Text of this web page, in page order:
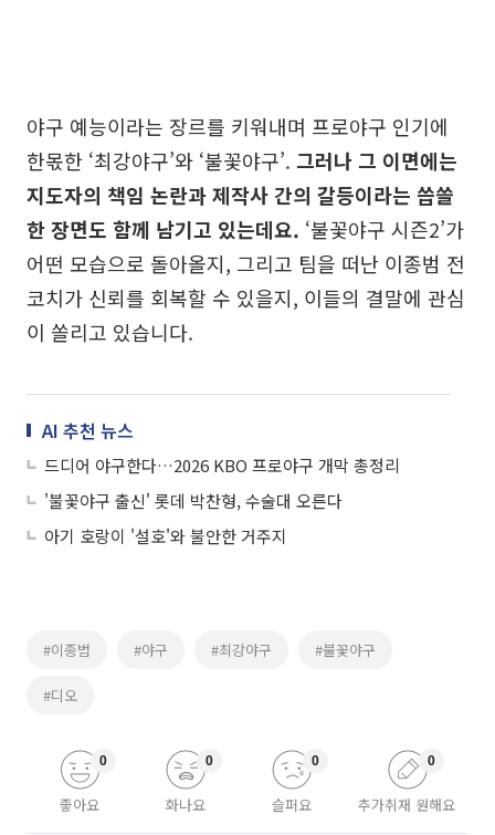
야구 예능이라는 장르를 키워내며 프로야구 인기에
한몫한 ‘최강야구’와 ‘불꽃야구’. 그러나 그 이면에는
지도자의 책임 논란과 제작사 간의 갈등이라는 씁쓸
한 장면도 함께 남기고 있는데요. ‘불꽃야구 시즌2’가
어떤 모습으로 돌아올지, 그리고 팀을 떠난 이종범 전
코치가 신뢰를 회복할 수 있을지, 이들의 결말에 관심
이 쏠리고 있습니다.
AI 추천 뉴스
드디어 야구한다…2026 KBO 프로야구 개막 총정리
'불꽃야구 출신' 롯데 박찬형, 수술대 오른다
아기 호랑이 '설호'와 불안한 거주지
#이종범 #야구 #최강야구 #불꽃야구
#디오
좋아요
0
화나요
0
슬퍼요
0
추가취재 원해요
0